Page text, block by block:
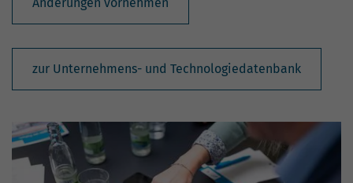
zur Unternehmens- und Technologiedatenbank